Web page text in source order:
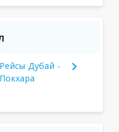
Рейсы Дубай -
Покхара